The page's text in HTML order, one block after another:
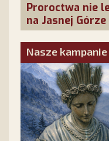
Proroctwa nie
na Jasnej
obecność!
Nasze kampanie